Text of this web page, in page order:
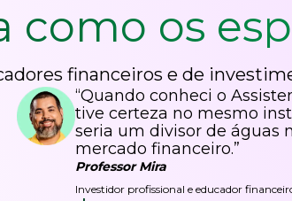
como os
financeiros e de
“Quando conheci o
tive certeza no mesmo
seria um divisor de águas
mercado financeiro.”
Professor Mira
Investidor profissional e educador